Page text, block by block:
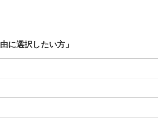
に選択したい方」